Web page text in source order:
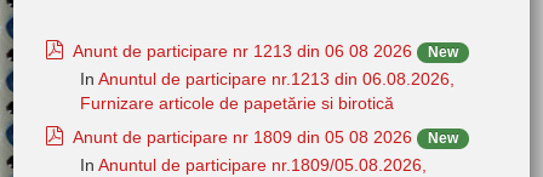
pdf
Anunt de participare nr 1213 din 06 08 2026 New
InAnuntul de participare nr.1213 din 06.08.2026,
Furnizare articole de papetărie si birotică
pdf
Anunt de participare nr 1809 din 05 08 2026 New
InAnuntul de participare nr.1809/05.08.2026,